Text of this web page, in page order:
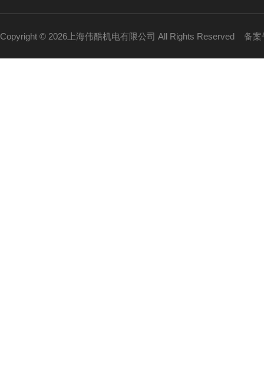
Copyright © 2026上海伟酷机电有限公司 All Rights Reserved 备案